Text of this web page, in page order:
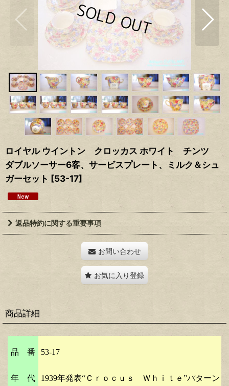
ロイヤル ウイントン クロッカス ホワイト チンツ
ダブルソーサー6客、サービスプレート、ミルク＆シュ
ガーセット [53-17]
返品特約に関する重要事項
お問い合わせ
お気に入り登録
商品詳細
品 番 53-17
年 代 1939年発表“Ｃｒｏｃｕｓ Ｗｈｉｔｅ”パター